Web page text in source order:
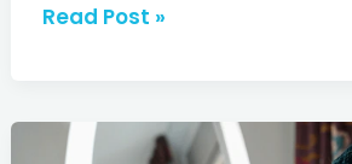
Journée
la
Stomie
Read Post »